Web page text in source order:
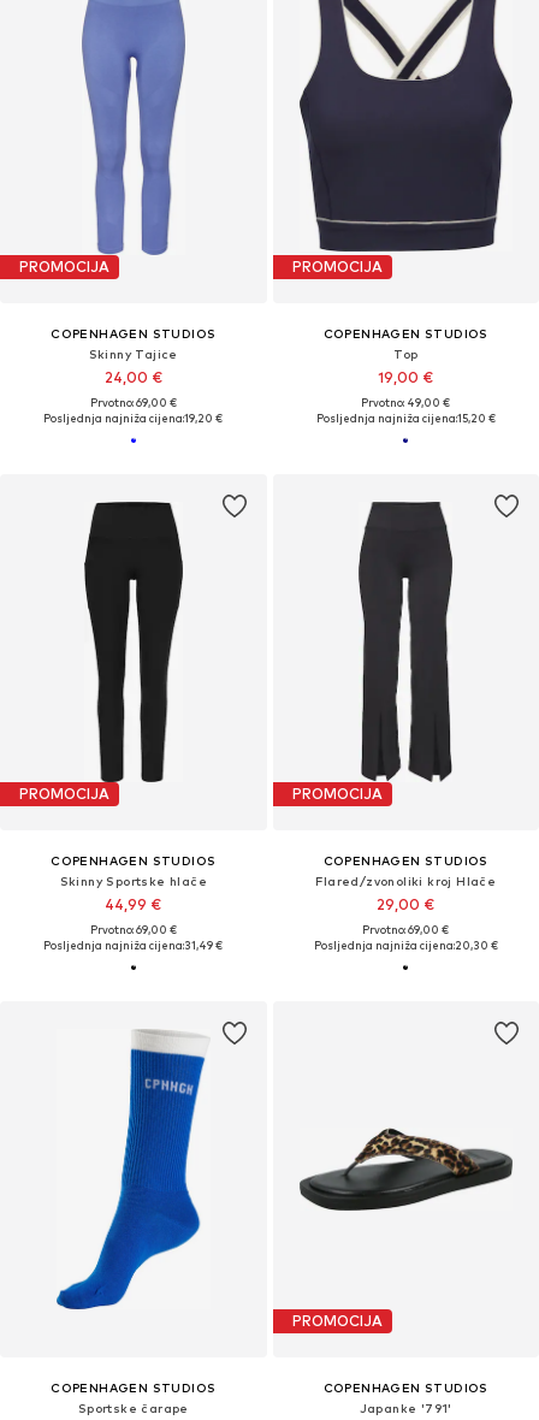
PROMOCIJA
COPENHAGEN STUDIOS
Skinny Tajice
24,00 €
Prvotno: 69,00 €
Posljednja najniža cijena:19,20 €
PROMOCIJA
COPENHAGEN STUDIOS
Top
19,00 €
Prvotno: 49,00 €
Posljednja najniža cijena:15,20 €
PROMOCIJA
COPENHAGEN STUDIOS
Skinny Sportske hlače
44,99 €
Prvotno: 69,00 €
Posljednja najniža cijena:31,49 €
PROMOCIJA
COPENHAGEN STUDIOS
Flared/zvonoliki kroj Hlače
29,00 €
Prvotno: 69,00 €
Posljednja najniža cijena:20,30 €
COPENHAGEN STUDIOS
Sportske čarape
PROMOCIJA
COPENHAGEN STUDIOS
Japanke '791'